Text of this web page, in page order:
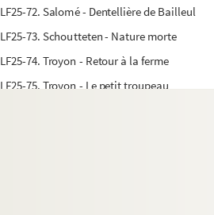
LF25-72. Salomé - Dentellière de Bailleul
LF25-73. Schoutteten - Nature morte
LF25-74. Troyon - Retour à la ferme
LF25-75. Troyon - Le petit troupeau